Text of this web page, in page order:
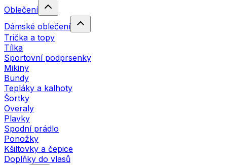
Oblečení
Dámské oblečení
Trička a topy
Tílka
Sportovní podprsenky
Mikiny
Bundy
Tepláky a kalhoty
Šortky
Overaly
Plavky
Spodní prádlo
Ponožky
Kšiltovky a čepice
Doplňky do vlasů